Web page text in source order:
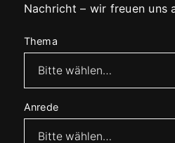
Nachricht – wir freuen uns
Thema
Anrede